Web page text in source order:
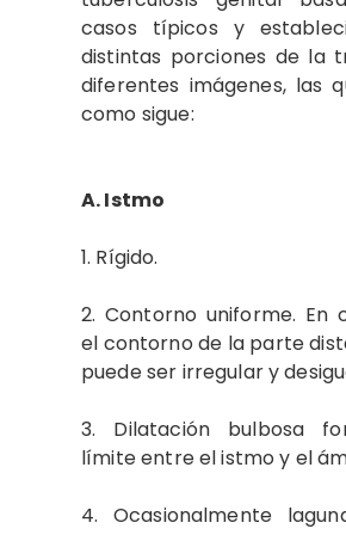
casos típicos y
distintas porciones de la
diferentes imágenes, las
como sigue:
A. Istmo
1. Rígido.
2. Contorno uniforme. En
el contorno de la parte
puede ser irregular y
3. Dilatación bulbosa
límite entre el istmo y el
4. Ocasionalmente